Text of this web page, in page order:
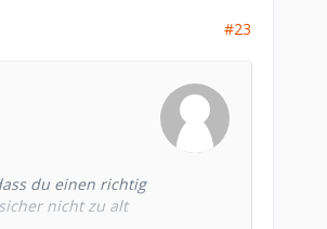
#23
du einen richtig
nicht zu alt